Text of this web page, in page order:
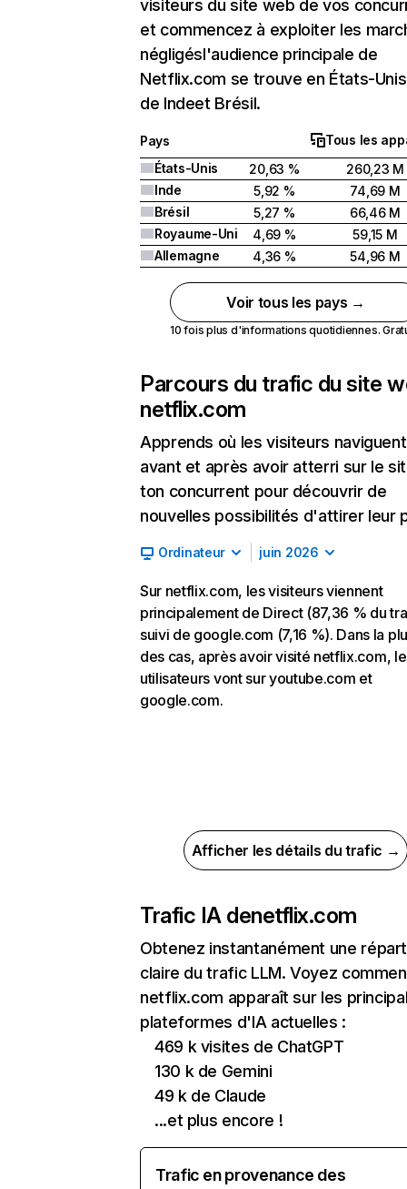
visiteurs du site web de vos
et commencez à exploiter les
négligésl'audience principale de
Netflix.com se trouve en États-
de Indeet Brésil.
Pays
Tous les
États-Unis
20,63 %
260,23 M
Inde
5,92 %
74,69 M
Brésil
5,27 %
66,46 M
Royaume-Uni
4,69 %
59,15 M
Allemagne
4,36 % 54,96 M
Voir tous les pays →
10 fois plus d'informations quotidiennes.
Parcours du trafic du site
netflix.com
Apprends où les visiteurs naviguent
avant et après avoir atterri sur le
ton concurrent pour découvrir de
nouvelles possibilités d'attirer leur
Ordinateur juin 2026
Sur netflix.com, les visiteurs viennent
principalement de Direct (87,36 % du
suivi de google.com (7,16 %). Dans la
des cas, après avoir visité netflix.com,
utilisateurs vont sur youtube.com et
google.com.
Afficher les détails du trafic →
Trafic IA denetflix.com
Obtenez instantanément une
claire du trafic LLM. Voyez
netflix.com apparaît sur les
plateformes d'IA actuelles :
469 k visites de ChatGPT
130 k de Gemini
49 k de Claude
...et plus encore !
Trafic en provenance des